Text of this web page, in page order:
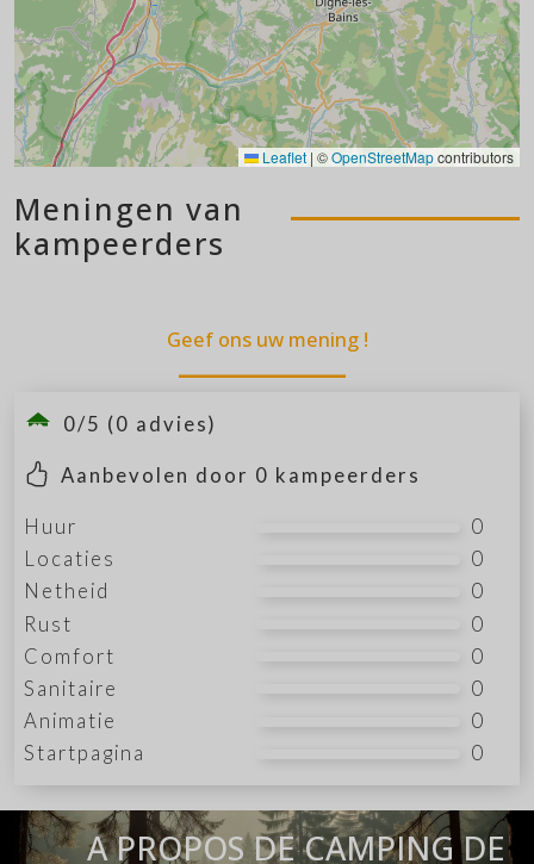
Leaflet | ©OpenStreetMapcontributors
Meningen van
kampeerders
Geef ons uw mening !
0/5 (0 advies)
Aanbevolen door 0 kampeerders
Huur
0
Locaties
0
Netheid
0
Rust
0
Comfort
0
Sanitaire
0
Animatie
0
Startpagina
0
A PROPOS DE CAMPING DE